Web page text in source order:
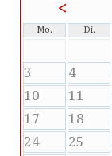
<
Mo. Di.
3
4
10
11
17
18
24
25